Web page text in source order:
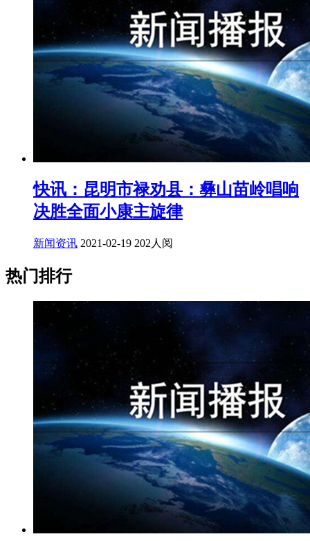
快讯：昆明市禄劝县：彝山苗岭唱响
决胜全面小康主旋律
新闻资讯 2021-02-19 202人阅
热门排行